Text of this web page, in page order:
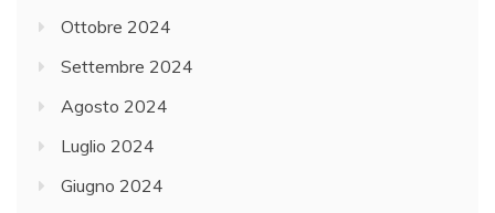
Ottobre 2024
Settembre 2024
Agosto 2024
Luglio 2024
Giugno 2024